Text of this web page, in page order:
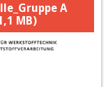
A
MB)